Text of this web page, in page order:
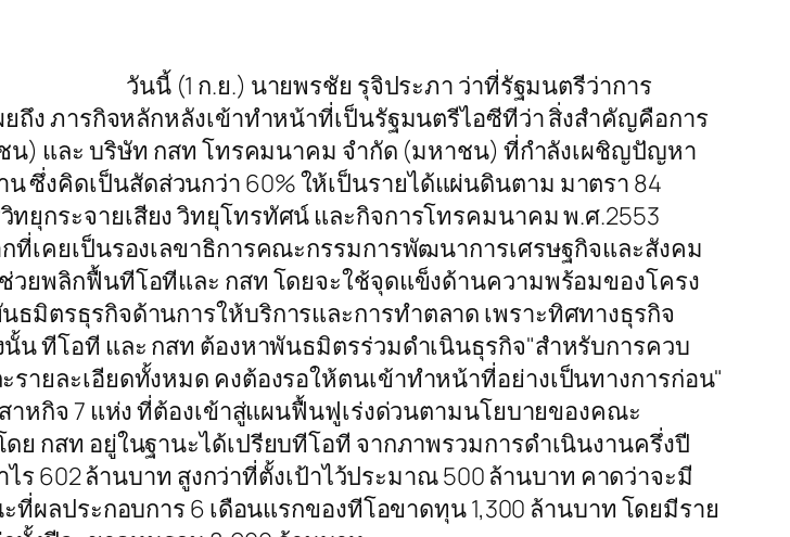
วันนี้ (1 ก.ย.) นายพรชัย รุจิประภา ว่าที่รัฐมนตรีว่าการ
ถึง ภารกิจหลักหลังเข้าทำหน้าที่เป็นรัฐมนตรีไอซีทีว่า สิ่งสำคัญคือการ
น) และ บริษัท กสท โทรคมนาคม จำกัด (มหาชน) ที่กำลังเผชิญปัญหา
ซึ่งคิดเป็นสัดส่วนกว่า 60% ให้เป็นรายได้แผ่นดินตาม มาตรา 84
ยุกระจายเสียง วิทยุโทรทัศน์ และกิจการโทรคมนาคม พ.ศ.2553
เคยเป็นรองเลขาธิการคณะกรรมการพัฒนาการเศรษฐกิจและสังคม
ยพลิกฟื้นทีโอทีและ กสท โดยจะใช้จุดแข็งด้านความพร้อมของโครง
มิตรธุรกิจด้านการให้บริการและการทำตลาด เพราะทิศทางธุรกิจ
น ทีโอที และ กสท ต้องหาพันธมิตรร่วมดำเนินธุรกิจ"สำหรับการควบ
ายละเอียดทั้งหมด คงต้องรอให้ตนเข้าทำหน้าที่อย่างเป็นทางการก่อน"
หกิจ 7 แห่ง ที่ต้องเข้าสู่แผนฟื้นฟูเร่งด่วนตามนโยบายของคณะ
กสท อยู่ในฐานะได้เปรียบทีโอที จากภาพรวมการดำเนินงานครึ่งปี
ร 602 ล้านบาท สูงกว่าที่ตั้งเป้าไว้ประมาณ 500 ล้านบาท คาดว่าจะมี
ผลประกอบการ 6 เดือนแรกของทีโอขาดทุน 1,300 ล้านบาท โดยมีราย